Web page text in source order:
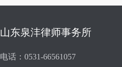
山东泉沣律师事务所
电话：0531-66561057